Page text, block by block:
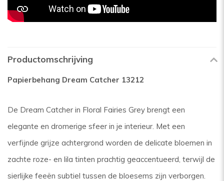
Productomschrijving
Papierbehang Dream Catcher 13212
De Dream Catcher in Floral Fairies Grey brengt een
elegante en dromerige sfeer in je interieur. Met een
verfijnde grijze achtergrond worden de delicate bloemen in
zachte roze- en lila tinten prachtig geaccentueerd, terwijl de
sierlijke feeën subtiel tussen de bloesems zijn verborgen.